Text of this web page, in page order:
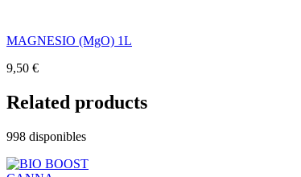
MAGNESIO (MgO) 1L
9,50 €
Related products
998 disponibles